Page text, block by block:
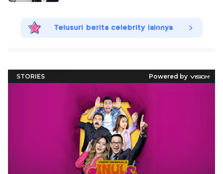
Telusuri berita celebrity lainnya